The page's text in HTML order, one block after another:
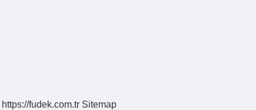
https://fudek.com.tr Sitemap